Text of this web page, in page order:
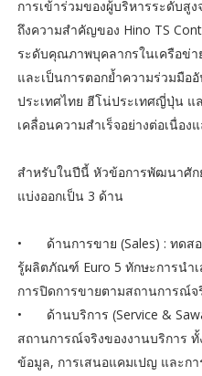
การเข้าร่วมของผู้บริหารระดับสู
ถึงความสำคัญของ Hino TS
ระดับคุณภาพบุคลากรในเครือข่
และเป็นการตอกย้ำความร่วมมือ
ประเทศไทย ฮีโน่ประเทศญี่ปุ่น
เคลื่อนความสำเร็จอย่างต่อเนื่อง
สำหรับในปีนี้ หัวข้อการพัฒนาศั
แบ่งออกเป็น 3 ด้าน
•
ด้านการขาย (Sales) : ทด
รู้ผลิตภัณฑ์ Euro 5 ทักษะการนำ
การปิดการขายตามสถานการณ์จ
•
ด้านบริการ (Service &
สถานการณ์จริงของงานบริการ
ข้อมูล, การเสนอแคมเปญ และก